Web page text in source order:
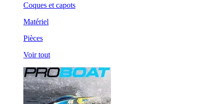
Coques et capots
Matériel
Pièces
Voir tout